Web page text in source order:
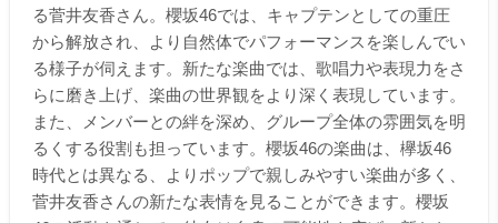
る菅井友香さん。櫻坂46では、キャプテンとしての重圧
から解放され、より自然体でパフォーマンスを楽しんでい
る様子が伺えます。新たな楽曲では、歌唱力や表現力をさ
らに磨き上げ、楽曲の世界観をより深く表現しています。
また、メンバーとの絆を深め、グループ全体の雰囲気を明
るくする役割も担っています。櫻坂46の楽曲は、欅坂46
時代とは異なる、よりポップで親しみやすい楽曲が多く、
菅井友香さんの新たな表情を見ることができます。櫻坂